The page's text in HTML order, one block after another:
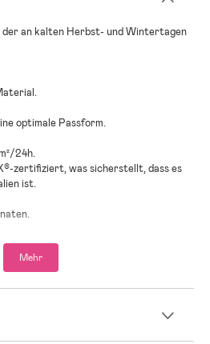
an kalten Herbst- und Wintertagen
optimale Passform.
24h.
zertifiziert, was sicherstellt, dass es
ist.
Mehr